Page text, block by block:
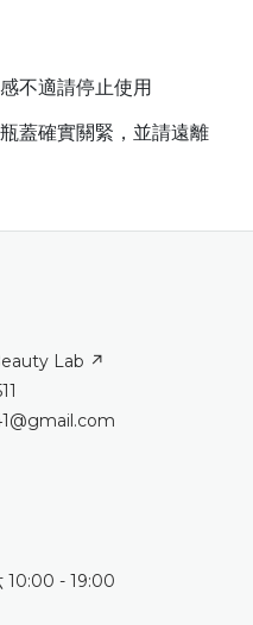
不適請停止使用
蓋確實關緊，並請遠離
Lab ↗
10:00 - 19:00